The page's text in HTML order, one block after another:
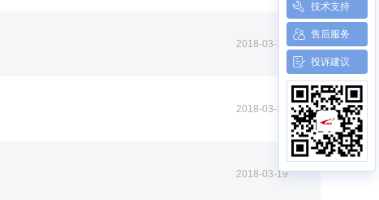
2018-03-19
2018-03-19
2018-03-19
技术支持
售后服务
投诉建议